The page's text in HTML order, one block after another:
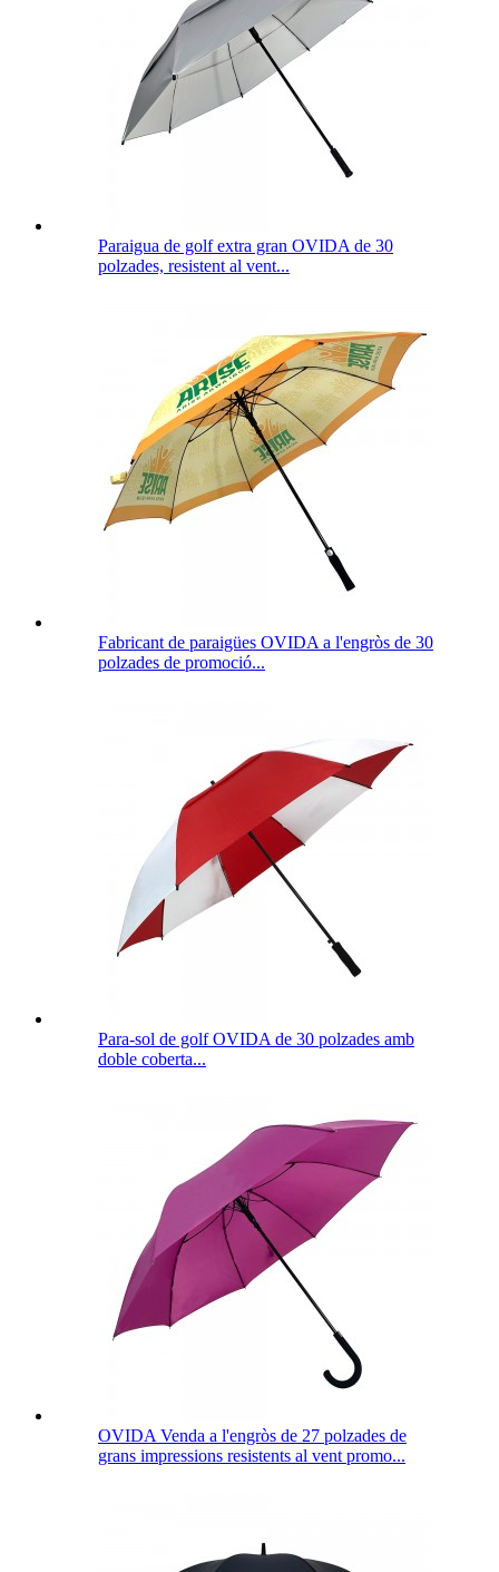
Paraigua de golf extra gran OVIDA de 30
polzades, resistent al vent...
Fabricant de paraigües OVIDA a l'engròs de 30
polzades de promoció...
Para-sol de golf OVIDA de 30 polzades amb
doble coberta...
OVIDA Venda a l'engròs de 27 polzades de
grans impressions resistents al vent promo...